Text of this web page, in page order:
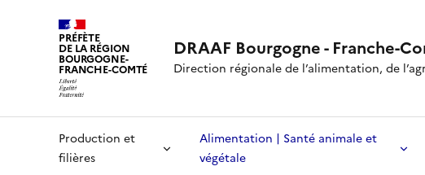
PRÉFÈTE
DE LA RÉGION
BOURGOGNE-
FRANCHE-COMTÉ
DRAAF Bourgogne - Franche-
Direction régionale de l’alimentation, de
Production et
filières
Alimentation | Santé animale et
végétale